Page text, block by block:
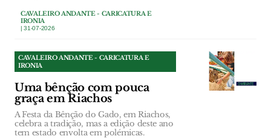
CAVALEIRO ANDANTE - CARICATURA E
IRONIA
| 31-07-2026
CAVALEIRO ANDANTE - CARICATURA E
IRONIA
Uma bênção com pouca
graça em Riachos
A Festa da Bênção do Gado, em Riachos,
celebra a tradição, mas a edição deste ano
tem estado envolta em polémicas.